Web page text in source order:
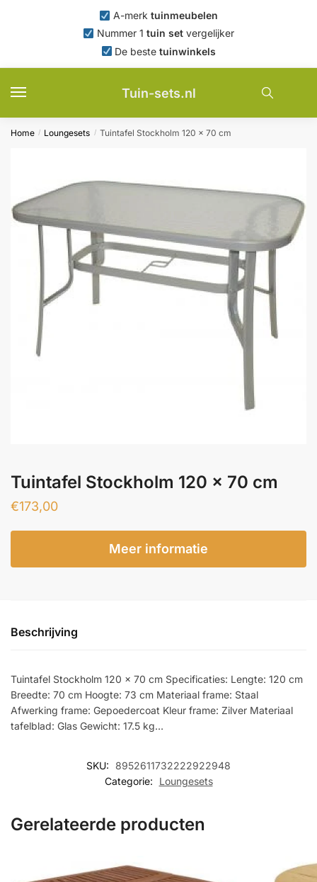
A-merk tuinmeubelen
Nummer 1 tuin set vergelijker
De bestetuinwinkels
Tuin-sets.nl
Home / Loungesets / Tuintafel Stockholm 120 x 70 cm
Tuintafel Stockholm 120 x 70 cm
€173,00
Meer informatie
Beschrijving
Tuintafel Stockholm 120 x 70 cm Specificaties: Lengte: 120 cm
Breedte: 70 cm Hoogte: 73 cm Materiaal frame: Staal
Afwerking frame: Gepoedercoat Kleur frame: Zilver Materiaal
tafelblad: Glas Gewicht: 17.5 kg…
SKU:
8952611732222922948
Categorie:
Loungesets
Gerelateerde producten